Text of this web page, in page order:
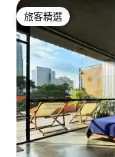
旅客精選
旅客精選